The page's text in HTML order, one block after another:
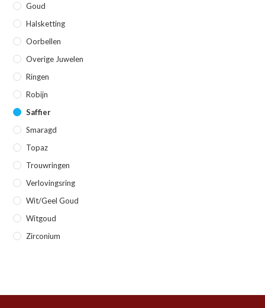
Goud
Halsketting
Oorbellen
Overige Juwelen
Ringen
Robijn
Saffier
Smaragd
Topaz
Trouwringen
Verlovingsring
Wit/geel Goud
Witgoud
Zirconium